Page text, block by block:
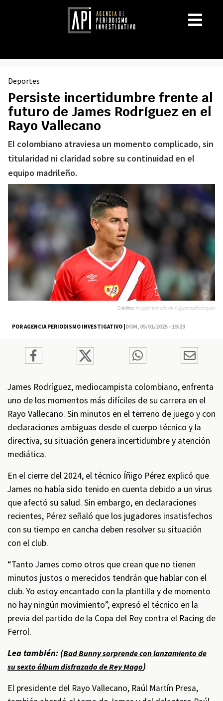
Deportes
Persiste incertidumbre frente al
futuro de James Rodríguez en el
Rayo Vallecano
El colombiano atraviesa un momento complicado, sin
titularidad ni claridad sobre su continuidad en el
equipo madrileño.
POR AGENCIA PERIODISMO INVESTIGATIVO |DOM, 05/01/2025 - 19:23
Créditos:Imagen tomada de X: @jamesdrodriguez
James Rodríguez, mediocampista colombiano, enfrenta
uno de los momentos más difíciles de su carrera en el
Rayo Vallecano. Sin minutos en el terreno de juego y con
declaraciones ambiguas desde el cuerpo técnico y la
directiva, su situación genera incertidumbre y atención
mediática.
En el cierre del 2024, el técnico Íñigo Pérez explicó que
James no había sido tenido en cuenta debido a un virus
que afectó su salud. Sin embargo, en declaraciones
recientes, Pérez señaló que los jugadores insatisfechos
con su tiempo en cancha deben resolver su situación
con el club.
“Tanto James como otros que crean que no tienen
minutos justos o merecidos tendrán que hablar con el
club. Yo estoy encantado con la plantilla y de momento
no hay ningún movimiento”, expresó el técnico en la
previa del partido de la Copa del Rey contra el Racing de
Ferrol.
Lea también: (Bad Bunny sorprende con lanzamiento de
su sexto álbum disfrazado de Rey Mago)
El presidente del Rayo Vallecano, Raúl Martín Presa,